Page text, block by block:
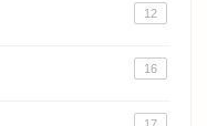
12
16